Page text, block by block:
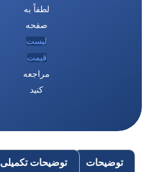
لطفاً به
صفحه
لیست
قیمت
مراجعه
کنید
توضیحات توضیحات تکمیلی